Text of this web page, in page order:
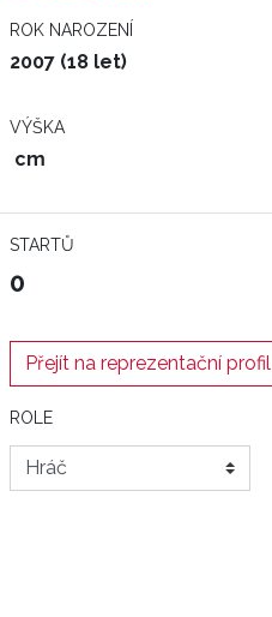
ROK NAROZENÍ
2007 (18 let)
VÝŠKA
cm
STARTŮ
0
Přejít na reprezentační profil
ROLE